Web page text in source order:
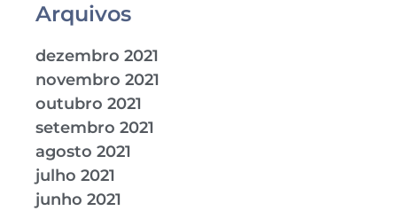
Arquivos
dezembro 2021
novembro 2021
outubro 2021
setembro 2021
agosto 2021
julho 2021
junho 2021